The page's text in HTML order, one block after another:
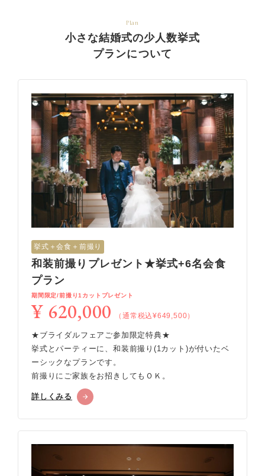
Plan
小さな結婚式の少人数挙式
プランについて
挙式＋会食＋前撮り
和装前撮りプレゼント★挙式+6名会食
プラン
期間限定/前撮り1カットプレゼント
¥ 620,000 （通常税込¥649,500）
★ブライダルフェアご参加限定特典★
挙式とパーティーに、和装前撮り(1カット)が付いたベ
ーシックなプランです。
前撮りにご家族をお招きしてもＯＫ。
詳しくみる